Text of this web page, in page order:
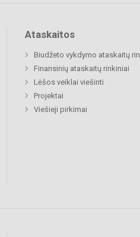
Ataskaitos
Biudžeto vykdymo ataskaitų
Finansinių ataskaitų rinkiniai
Lėšos veiklai viešinti
Projektai
Viešieji pirkimai